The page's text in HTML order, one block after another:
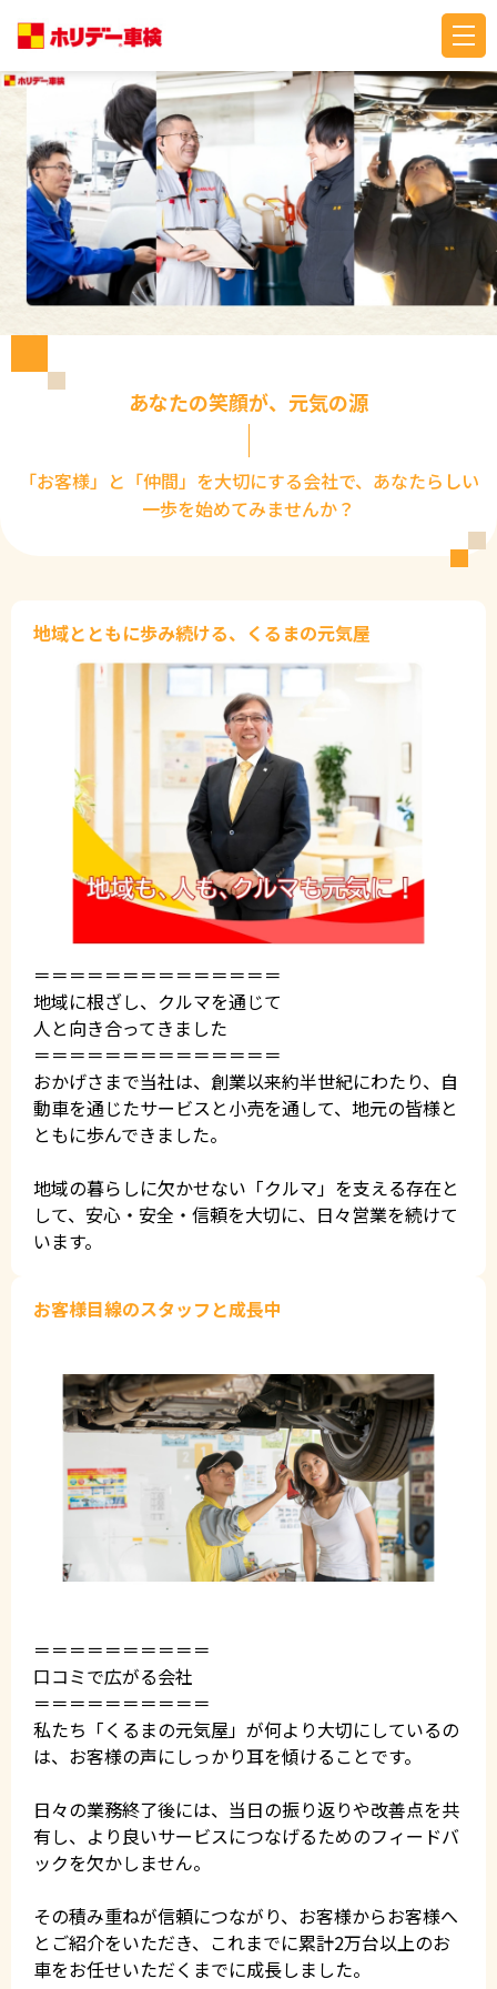
あなたの笑顔が、元気の源
「お客様」と「仲間」を大切にする会社で、あなたらしい
一歩を始めてみませんか？
地域とともに歩み続ける、くるまの元気屋
＝＝＝＝＝＝＝＝＝＝＝＝＝＝
地域に根ざし、クルマを通じて
人と向き合ってきました
＝＝＝＝＝＝＝＝＝＝＝＝＝＝
おかげさまで当社は、創業以来約半世紀にわたり、自
動車を通じたサービスと小売を通して、地元の皆様と
ともに歩んできました。
地域の暮らしに欠かせない「クルマ」を支える存在と
して、安心・安全・信頼を大切に、日々営業を続けて
います。
お客様目線のスタッフと成長中
＝＝＝＝＝＝＝＝＝＝
口コミで広がる会社
＝＝＝＝＝＝＝＝＝＝
私たち「くるまの元気屋」が何より大切にしているの
は、お客様の声にしっかり耳を傾けることです。
日々の業務終了後には、当日の振り返りや改善点を共
有し、より良いサービスにつなげるためのフィードバ
ックを欠かしません。
その積み重ねが信頼につながり、お客様からお客様へ
とご紹介をいただき、これまでに累計2万台以上のお
車をお任せいただくまでに成長しました。